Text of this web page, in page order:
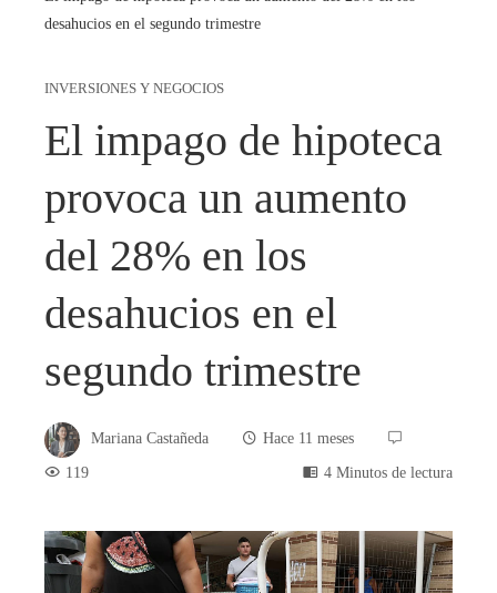
desahucios en el segundo trimestre
INVERSIONES Y NEGOCIOS
El impago de hipoteca
provoca un aumento
del 28% en los
desahucios en el
segundo trimestre
Mariana Castañeda
Hace 11 meses
119
4 Minutos de lectura